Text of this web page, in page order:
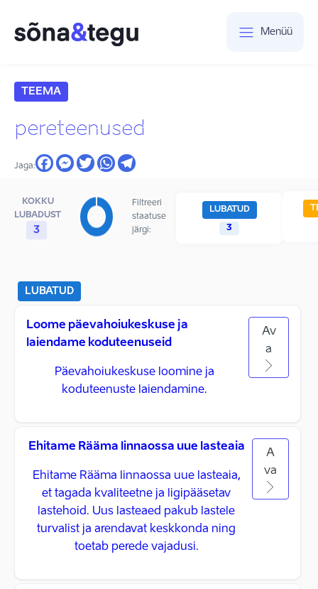
Menüü
TEEMA
pereteenused
Jaga:
KOKKU
LUBADUST
3
Filtreeri
staatuse
järgi:
LUBATUD
3
LUBATUD
Loome päevahoiukeskuse ja
laiendame koduteenuseid
Päevahoiukeskuse loomine ja
koduteenuste laiendamine.
Av
a
Ehitame Rääma linnaossa uue lasteaia
Ehitame Rääma linnaossa uue lasteaia,
et tagada kvaliteetne ja ligipääsetav
lastehoid. Uus lasteaed pakub lastele
turvalist ja arendavat keskkonda ning
toetab perede vajadusi.
A
va